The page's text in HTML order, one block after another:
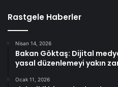
Rastgele Haberler
Nisan 14, 2026
Bakan Göktaş: Dijital
yasal düzenlemeyi yakın
Ocak 11, 2026